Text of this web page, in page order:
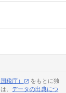
税庁）
をもとに独
、 データの出典につ